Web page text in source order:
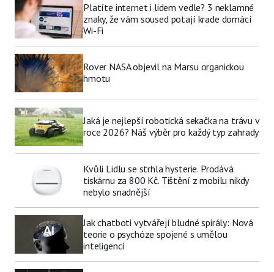
Platíte internet i lidem vedle? 3 neklamné
znaky, že vám soused potají krade domácí
Wi-Fi
Rover NASA objevil na Marsu organickou
hmotu
Jaká je nejlepší robotická sekačka na trávu v
roce 2026? Náš výběr pro každý typ zahrady
Kvůli Lidlu se strhla hysterie. Prodává
tiskárnu za 800 Kč. Tištění z mobilu nikdy
nebylo snadnější
Jak chatboti vytvářejí bludné spirály: Nová
teorie o psychóze spojené s umělou
inteligencí